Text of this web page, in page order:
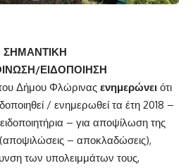
ΣΗΜΑΝΤΙΚΗ
/ΕΙΔΟΠΟΙΗΣΗ
Δήμου Φλώρινας ενημερώνει ότι
/ ενημερωθεί τα έτη 2018 –
– για αποψίλωση της
αποψιλώσεις – αποκλαδώσεις),
των υπολειμμάτων τους,